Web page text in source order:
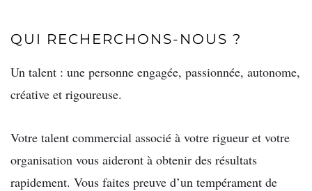
QUI RECHERCHONS-NOUS ?
Un talent : une personne engagée, passionnée, autonome,
créative et rigoureuse.
Votre talent commercial associé à votre rigueur et votre
organisation vous aideront à obtenir des résultats
rapidement. Vous faites preuve d’un tempérament de